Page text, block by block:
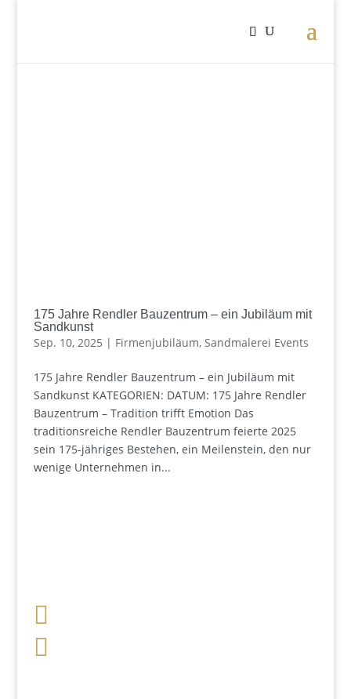
175 Jahre Rendler Bauzentrum – ein Jubiläum mit
Sandkunst
Sep. 10, 2025 | Firmenjubiläum, Sandmalerei Events
175 Jahre Rendler Bauzentrum – ein Jubiläum mit
Sandkunst KATEGORIEN: DATUM: 175 Jahre Rendler
Bauzentrum – Tradition trifft Emotion Das
traditionsreiche Rendler Bauzentrum feierte 2025
sein 175-jähriges Bestehen, ein Meilenstein, den nur
wenige Unternehmen in...

